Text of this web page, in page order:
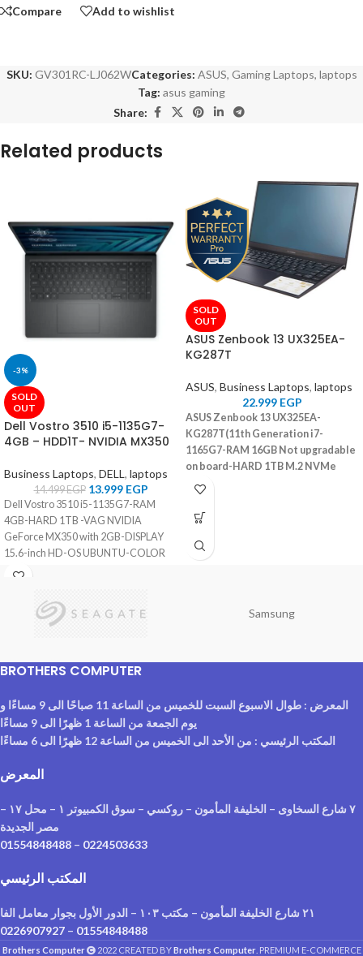
Compare Add to wishlist
SKU: GV301RC-LJ062WCategories: ASUS, Gaming Laptops, laptops
Tag: asus gaming
Share:
Related products
-3%
SOLD
OUT
Dell Vostro 3510 i5-1135G7-
4GB – HDD1T- NVIDIA MX350
Business Laptops, DELL , laptops
14.499EGP 13.999 EGP
Dell Vostro 3510 i5-1135G7-RAM
4GB-HARD 1TB -VAG NVIDIA
GeForce MX350 with 2GB-DISPLAY
15.6-inch HD-OS UBUNTU-COLOR
Carbon Black
SOLD
OUT
ASUS Zenbook 13 UX325EA-
KG287T
ASUS, Business Laptops, laptops
22.999 EGP
ASUS Zenbook 13 UX325EA-
KG287T(11th Generation i7-
1165G7-RAM 16GB Not upgradable
on board-HARD 1TB M.2 NVMe
SSD- Vga Intel Iris Xᵉ -Display13.3
Inch FHD OLED-OS Win 10-Backlit
Keyboard- Pine Grey)
Samsung
BROTHERS COMPUTER
المعرض : طوال الاسبوع السبت للخميس من الساعة 11 صباحًا الى 9 مساءًا و
يوم الجمعة من الساعة 1 ظهرًا الى 9 مساءًا
المكتب الرئيسي : من الأحد الى الخميس من الساعة 12 ظهرًا الى 6 مساءًا
المعرض
٧ شارع السخاوى – الخليفة المأمون – روكسي – سوق الكمبيوتر ١ – محل ١٧ –
مصر الجديدة
01554848488 – 0224503633
المكتب الرئيسي
٢١ شارع الخليفة المأمون – مكتب ١٠٣ – الدور الأول بجوار معامل الفا
0226907927 – 01554848488
Brothers Computer 2022 CREATED BYBrothers Computer. PREMIUM E-COMMERCE